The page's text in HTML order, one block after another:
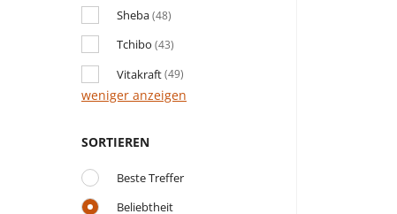
Sheba(48)
Tchibo (43)
Vitakraft(49)
weniger anzeigen
SORTIEREN
Beste Treffer
Beliebtheit